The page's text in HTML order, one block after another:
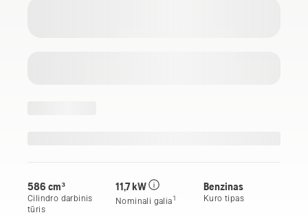
586 cm³
Cilindro darbinis
tūris
11,7 kW
Nominali galia1
Benzinas
Kuro tipas